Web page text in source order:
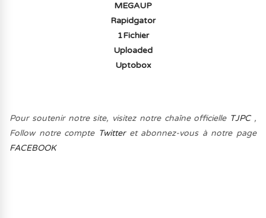
MEGAUP
Rapidgator
1Fichier
Uploaded
Uptobox
Pour soutenir notre site, visitez notre chaîne officielle TJPC,
Follow notre compte Twitteret abonnez-vous à notre page
FACEBOOK